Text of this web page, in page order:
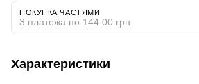
ПОКУПКА ЧАСТЯМИ
3 платежа по 144.00 грн
Характеристики